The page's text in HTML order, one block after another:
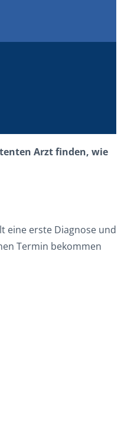
Arzt finden, wie
eine erste Diagnose und
Termin bekommen